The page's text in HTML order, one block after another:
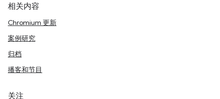
相关内容
Chromium 更新
案例研究
归档
播客和节目
关注